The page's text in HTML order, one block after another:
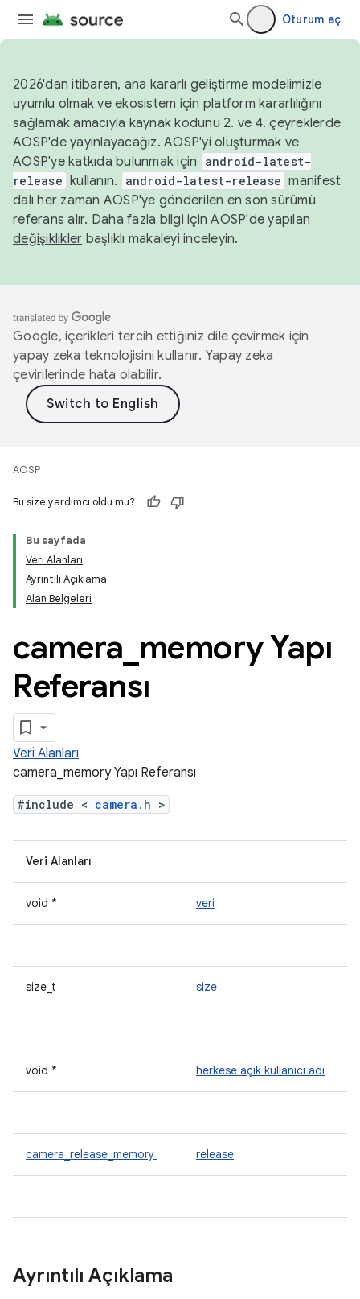
Oturum aç
2026'dan itibaren, ana kararlı geliştirme modelimizle
uyumlu olmak ve ekosistem için platform kararlılığını
sağlamak amacıyla kaynak kodunu 2. ve 4. çeyreklerde
AOSP'de yayınlayacağız. AOSP'yi oluşturmak ve
AOSP'ye katkıda bulunmak için
android-latest-
release kullanın. android-latest-release manifest
dalı her zaman AOSP'ye gönderilen en son sürümü
referans alır. Daha fazla bilgi içinAOSP'de yapılan
değişiklikler başlıklı makaleyi inceleyin.
Google, içerikleri tercih ettiğiniz dile çevirmek için
yapay zeka teknolojisini kullanır. Yapay zeka
çevirilerinde hata olabilir.
AOSP
Bu size yardımcı oldu mu?
Bu sayfada
Veri Alanları
Ayrıntılı Açıklama
Alan Belgeleri
camera memory Yapı
Referansı
Veri Alanları
camera_memory Yapı Referansı
#include < camera.h >
Veri Alanları
void * veri
size_t size
void * herkese açık kullanıcı adı
camera_release_memory release
Ayrıntılı Açıklama